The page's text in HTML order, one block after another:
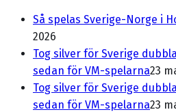
Så spelas Sverige-Norge i
2026
Tog silver för Sverige
sedan för VM-spelarna23
Tog silver för Sverige
sedan för VM-spelarna23